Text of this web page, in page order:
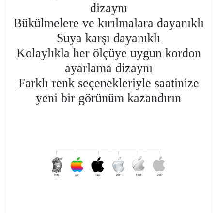
dizaynı
Bükülmelere ve kırılmalara dayanıklı
Suya karşı dayanıklı
Kolaylıkla her ölçüye uygun kordon
ayarlama dizaynı
Farklı renk seçenekleriyle saatinize
yeni bir görünüm kazandırın